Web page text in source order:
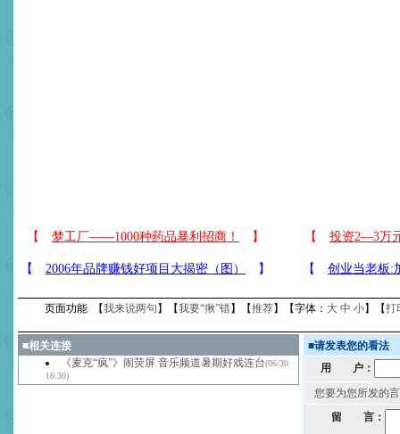
页面功能 【我来说两句 】【我要“揪”错】【推荐】【字体： 大 中 小】【打
■相关连接
《麦克“疯”》闹荧屏 音乐频道暑期好戏连台(06/30
16:30)
■请发表您的看法
用 户：
您要为您所发的
留 言：